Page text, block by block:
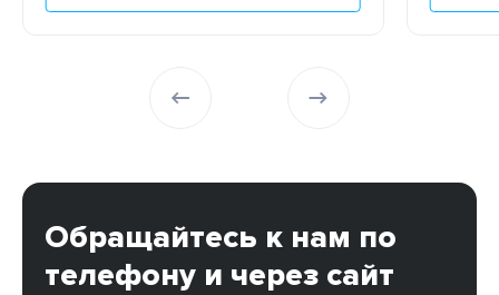
Обращайтесь к нам по
телефону и через сайт